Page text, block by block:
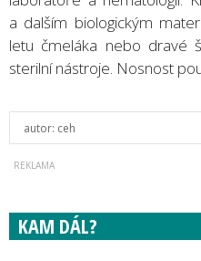
a dalším biologickým
letu čmeláka nebo dravé
sterilní nástroje. Nosnost
autor: ceh
KAM DÁL?